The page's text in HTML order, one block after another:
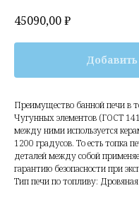
45090,00₽
Преимущество банной печи в
Чугунных элементов (ГОСТ
между ними используется
1200 градусов. То есть топка
деталей между собой
гарантию безопасности при
Тип печи по топливу: Дровяная